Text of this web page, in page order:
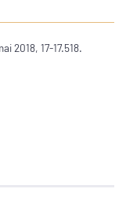
2018, 17-17.518.